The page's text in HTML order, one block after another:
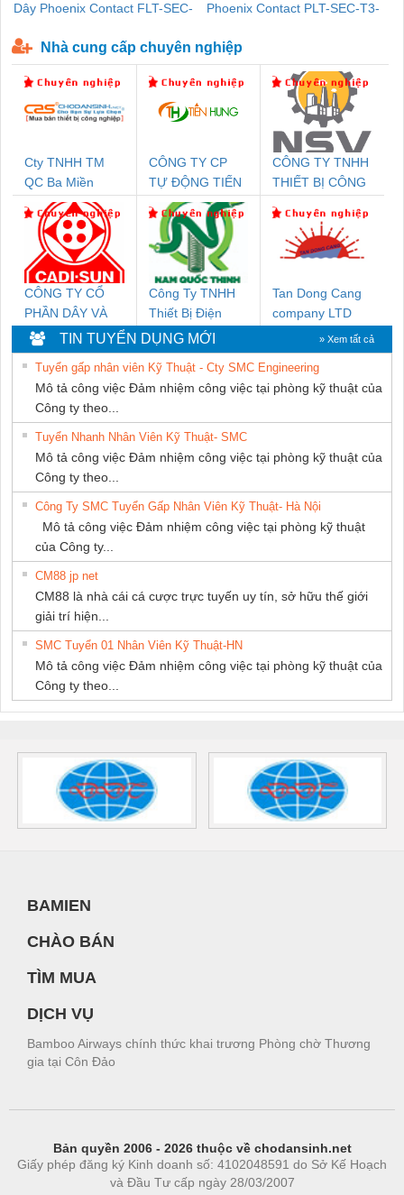
Dây Phoenix Contact FLT-SEC-
Phoenix Contact PLT-SEC-T3-
Nhà cung cấp chuyên nghiệp
Cty TNHH TM
QC Ba Miền
CÔNG TY CP
TỰ ĐỘNG TIẾN
HƯNG
CÔNG TY TNHH
THIẾT BỊ CÔNG
SETSUBI VIỆT
NAM
CÔNG TY CỔ
PHẦN DÂY VÀ
CÁP ĐIỆN
THƯỢNG ĐÌNH
Công Ty TNHH
Thiết Bị Điện
Nam Quốc Thịnh
Tan Dong Cang
company LTD
TIN TUYỂN DỤNG MỚI » Xem tất cả
Tuyển gấp nhân viên Kỹ Thuật - Cty SMC Engineering
Mô tả công việc Đảm nhiệm công việc tại phòng kỹ thuật của
Công ty theo...
Tuyển Nhanh Nhân Viên Kỹ Thuật- SMC
Mô tả công việc Đảm nhiệm công việc tại phòng kỹ thuật của
Công ty theo...
Công Ty SMC Tuyển Gấp Nhân Viên Kỹ Thuật- Hà Nội
Mô tả công việc Đảm nhiệm công việc tại phòng kỹ thuật
của Công ty...
CM88 jp net
CM88 là nhà cái cá cược trực tuyến uy tín, sở hữu thế giới
giải trí hiện...
SMC Tuyển 01 Nhân Viên Kỹ Thuật-HN
Mô tả công việc Đảm nhiệm công việc tại phòng kỹ thuật của
Công ty theo...
BAMIEN
CHÀO BÁN
TÌM MUA
DỊCH VỤ
Bamboo Airways chính thức khai trương Phòng chờ Thương
gia tại Côn Đảo
Bản quyền 2006 - 2026 thuộc về chodansinh.net
Giấy phép đăng ký Kinh doanh số: 4102048591 do Sở Kế Hoạch
và Đầu Tư cấp ngày 28/03/2007